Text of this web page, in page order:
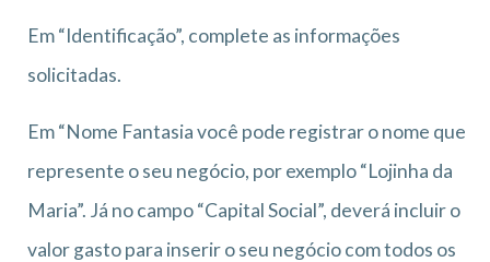
Em “Identificação”, complete as informações
solicitadas.
Em “Nome Fantasia você pode registrar o nome que
represente o seu negócio, por exemplo “Lojinha da
Maria”. Já no campo “Capital Social”, deverá incluir o
valor gasto para inserir o seu negócio com todos os